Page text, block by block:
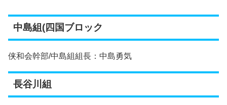
中島組(四国ブロック
侠和会幹部/中島組組長：中島勇気
長谷川組